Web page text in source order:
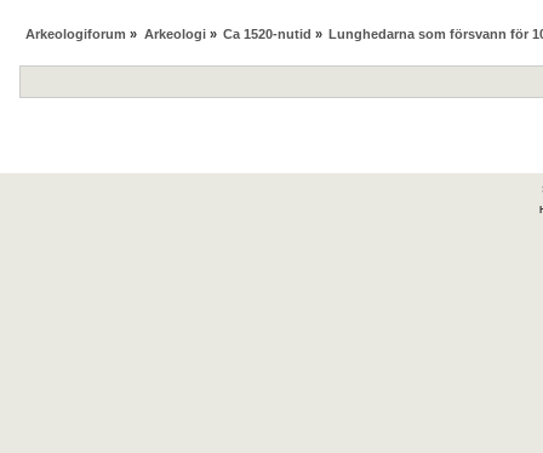
Arkeologiforum » Arkeologi» Ca 1520-nutid » Lunghedarna som försvann för